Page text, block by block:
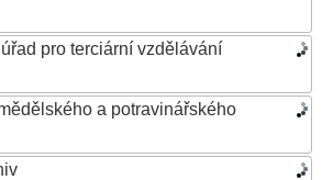
pro terciární vzdělávání
a potravinářského